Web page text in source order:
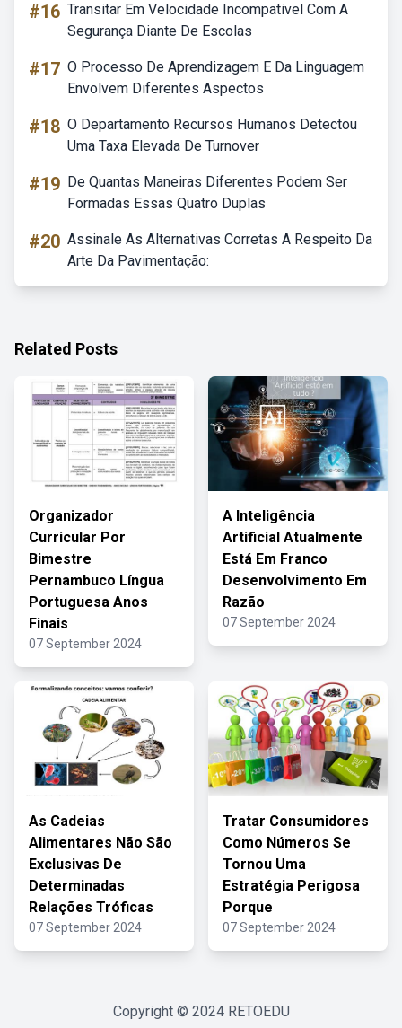
#16 Transitar Em Velocidade Incompativel Com A
Segurança Diante De Escolas
#17 O Processo De Aprendizagem E Da Linguagem
Envolvem Diferentes Aspectos
#18 O Departamento Recursos Humanos Detectou
Uma Taxa Elevada De Turnover
#19 De Quantas Maneiras Diferentes Podem Ser
Formadas Essas Quatro Duplas
#20 Assinale As Alternativas Corretas A Respeito Da
Arte Da Pavimentação:
Related Posts
Organizador
Curricular Por
Bimestre
Pernambuco Língua
Portuguesa Anos
Finais
07 September 2024
A Inteligência
Artificial Atualmente
Está Em Franco
Desenvolvimento Em
Razão
07 September 2024
As Cadeias
Alimentares Não São
Exclusivas De
Determinadas
Relações Tróficas
07 September 2024
Tratar Consumidores
Como Números Se
Tornou Uma
Estratégia Perigosa
Porque
07 September 2024
Copyright © 2024 RETOEDU